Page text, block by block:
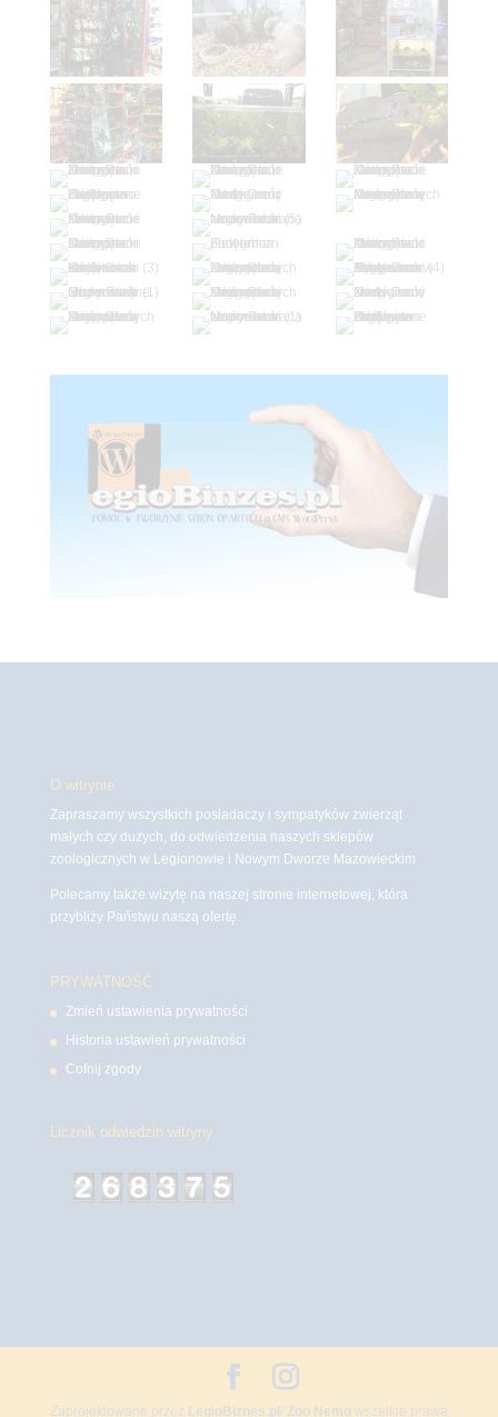
O witrynie
Zapraszamy wszystkich posiadaczy i sympatyków zwierząt
małych czy dużych, do odwiedzenia naszych sklepów
zoologicznych w Legionowie i Nowym Dworze Mazowieckim
Polecamy także wizytę na naszej stronie internetowej, która
przybliży Państwu naszą ofertę.
PRYWATNOŚĆ
Zmień ustawienia prywatności
Historia ustawień prywatności
Cofnij zgody
Licznik odwiedzin witryny
Zaprojektowane przez LegioBiznes.pl / Zoo Nemowszelkie prawa